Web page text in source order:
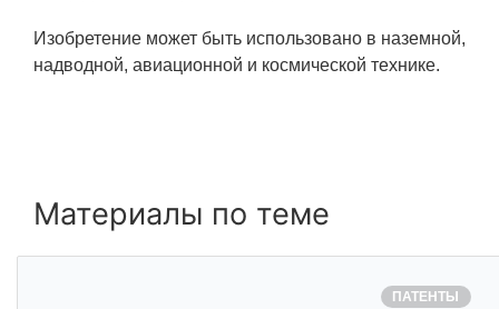
Препринты
Зимняя школа по физике высоких
Изобретение может быть использовано в наземной,
надводной, авиационной и космической технике.
Материалы по теме
ПАТЕНТЫ